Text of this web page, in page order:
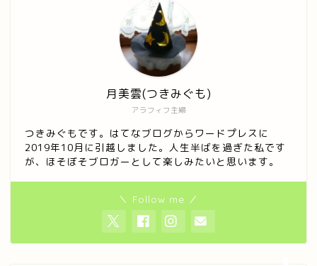
アラフィフ主婦
月美雲(つきみぐも)
つきみぐもです。はてなブログからワードプレスに
2019年10月に引越しました。人生半ばを過ぎた私です
が、ほそぼそブロガーとして楽しみたいと思います。
＼ Follow me ／
ホーム
プロフィール
お問い合わせ